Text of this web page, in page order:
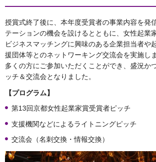
授賞式終了後に、本年度受賞者の事業内容を発
テーションの機会を設けるとともに、女性起業
ビジネスマッチングに興味のある企業担当者や
援団体等とのネットワーキング交流会を実施し
多くの方にご参加いただくことができ、盛況か
ッチ＆交流会となりました。
【プログラム】
第13回京都女性起業家賞受賞者ピッチ
支援機関などによるライトニングピッチ
交流会（名刺交換・情報交換）